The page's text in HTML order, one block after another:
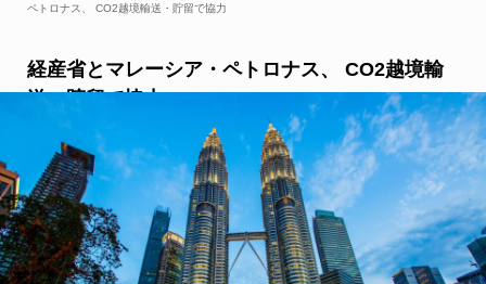
ペトロナス、 CO2越境輸送・貯留で協力
経産省とマレーシア・ペトロナス、 CO2越境輸
送・貯留で協力